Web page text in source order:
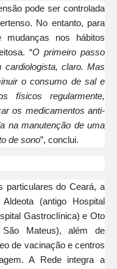
pode ser controlada
No entanto, para
nos hábitos
“O primeiro passo
claro. Mas
o consumo de sal e
físicos regularmente,
os medicamentos anti-
na manutenção de uma
de sono”, conclui.
particulares do Ceará, a
(antigo Hospital
Gastroclínica) e Oto
São Mateus), além de
de vacinação e centros
A Rede integra a